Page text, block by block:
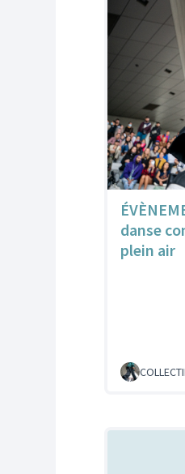
danse
plein air